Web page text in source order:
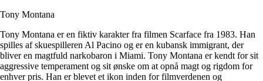
Tony Montana
Tony Montana er en fiktiv karakter fra filmen Scarface fra 1983. Han
spilles af skuespilleren Al Pacino og er en kubansk immigrant, der
bliver en magtfuld narkobaron i Miami. Tony Montana er kendt for sit
aggressive temperament og sit ønske om at opnå magt og rigdom for
enhver pris. Han er blevet et ikon inden for filmverdenen og